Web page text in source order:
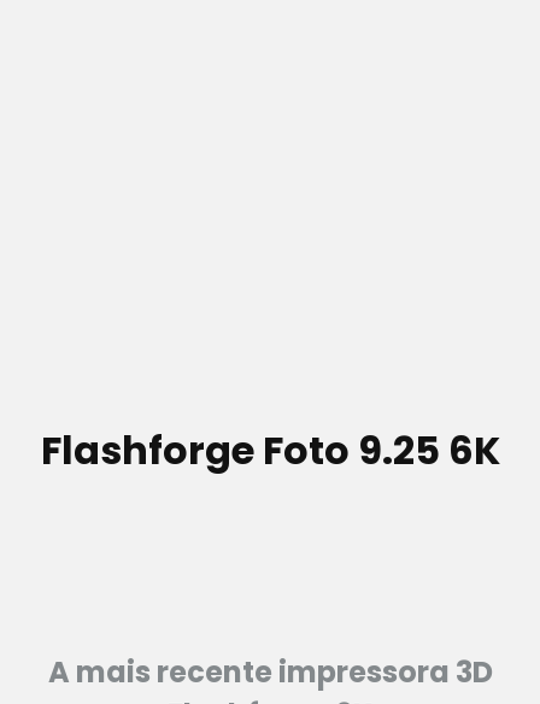
Flashforge Foto 9.25 6K
A mais recente impressora 3D